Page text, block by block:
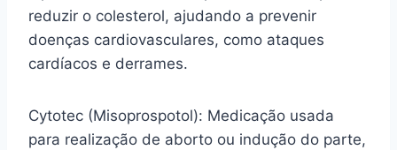
reduzir o colesterol, ajudando a prevenir
doenças cardiovasculares, como ataques
cardíacos e derrames.
Cytotec (Misoprospotol): Medicação usada
para realização de aborto ou indução do parte,